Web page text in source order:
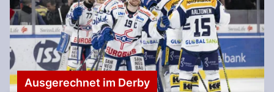
Ausgerechnet im Derby